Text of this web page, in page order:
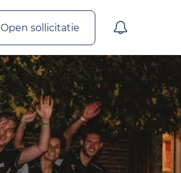
Open sollicitatie